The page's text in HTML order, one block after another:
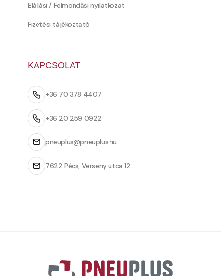
Elállási / Felmondási nyilatkozat
Fizetési tájékoztató
KAPCSOLAT
+36 70 378 4407
+36 20 259 0922
pneuplus@pneuplus.hu
7622 Pécs, Verseny utca 12.